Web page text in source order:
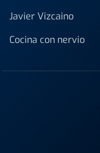
Javier Vizcaino
Cocina con nervio